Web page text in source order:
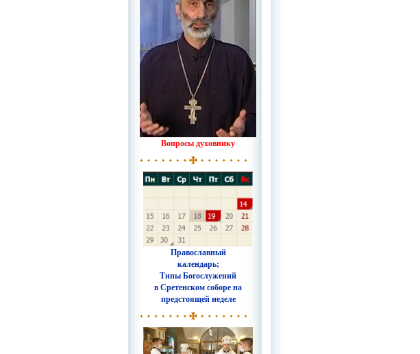
Вопросы духовнику
Православный
календарь;
Типы Богослужений
в Сретенском соборе на
предстоящей неделе